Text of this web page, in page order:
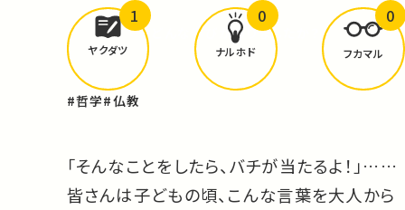
どんな学びがありましたか？
ヤクダツ
1
ナルホド
0
フカマル
0
#哲学#仏教
「そんなことをしたら、バチが当たるよ！」……
皆さんは子どもの頃、こんな言葉を大人から